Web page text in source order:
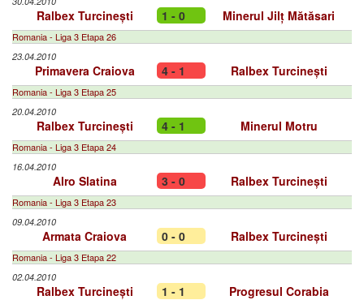
Ralbex Turcinești 1 - 0 Minerul Jilț Mătăsari
Romania - Liga 3 Etapa 26
23.04.2010
Primavera Craiova 4 - 1 Ralbex Turcinești
Romania - Liga 3 Etapa 25
20.04.2010
Ralbex Turcinești 4 - 1 Minerul Motru
Romania - Liga 3 Etapa 24
16.04.2010
Alro Slatina 3 - 0 Ralbex Turcinești
Romania - Liga 3 Etapa 23
09.04.2010
Armata Craiova 0 - 0 Ralbex Turcinești
Romania - Liga 3 Etapa 22
02.04.2010
Ralbex Turcinești 1 - 1 Progresul Corabia